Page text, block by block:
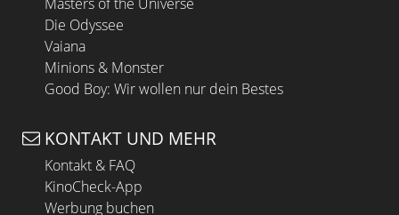
Die Odyssee
Vaiana
Minions & Monster
Good Boy: Wir wollen nur dein Bestes
KONTAKT UND MEHR
Kontakt & FAQ
KinoCheck-App
Werbung buchen